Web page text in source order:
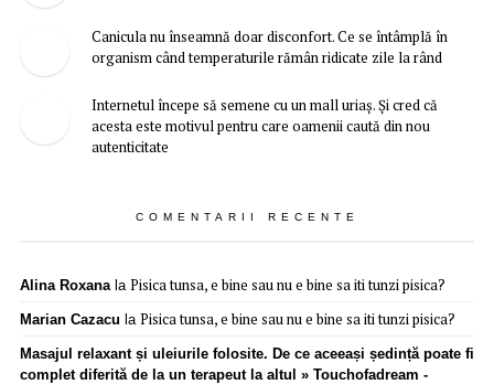
Canicula nu înseamnă doar disconfort. Ce se întâmplă în
organism când temperaturile rămân ridicate zile la rând
Internetul începe să semene cu un mall uriaș. Și cred că
acesta este motivul pentru care oamenii caută din nou
autenticitate
COMENTARII RECENTE
Alina Roxanala Pisica tunsa, e bine sau nu e bine sa iti tunzi pisica?
Marian Cazacu la Pisica tunsa, e bine sau nu e bine sa iti tunzi pisica?
Masajul relaxant și uleiurile folosite. De ce aceeași ședință poate fi
complet diferită de la un terapeut la altul » Touchofadream -